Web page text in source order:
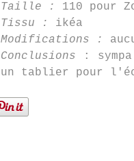
Taille :
110 pour
Tissu :
ikéa
Modifications :
Conclusions
:
un tablier pour